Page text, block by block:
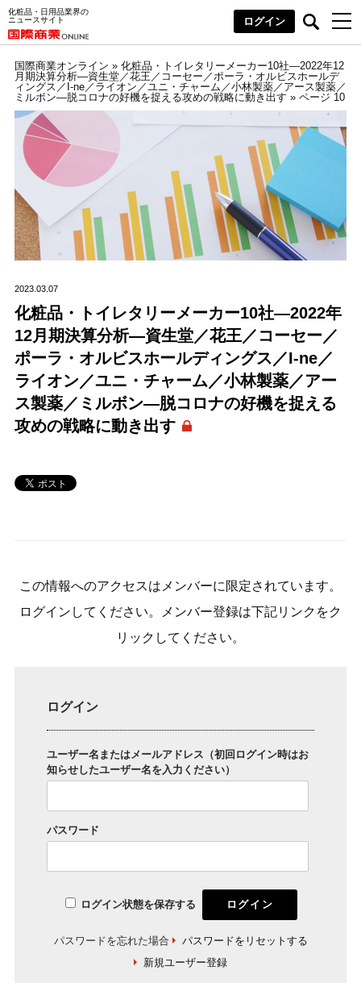
化粧品・日用品業界の
ニュースサイト
ログイン
国際商業オンライン » 化粧品・トイレタリーメーカー10社―2022年12
月期決算分析―資生堂／花王／コーセー／ポーラ・オルビスホールデ
ィングス／I-ne／ライオン／ユニ・チャーム／小林製薬／アース製薬／
ミルボン―脱コロナの好機を捉える攻めの戦略に動き出す » ページ 10
2023.03.07
化粧品・トイレタリーメーカー10社―2022年
12月期決算分析―資生堂／花王／コーセー／
ポーラ・オルビスホールディングス／I-ne／
ライオン／ユニ・チャーム／小林製薬／アー
ス製薬／ミルボン―脱コロナの好機を捉える
攻めの戦略に動き出す
この情報へのアクセスはメンバーに限定されています。
ログインしてください。メンバー登録は下記リンクをク
リックしてください。
ログイン
ユーザー名またはメールアドレス（初回ログイン時はお
知らせしたユーザー名を入力ください）
パスワード
ログイン状態を保存する
パスワードを忘れた場合
パスワードをリセットする
新規ユーザー登録